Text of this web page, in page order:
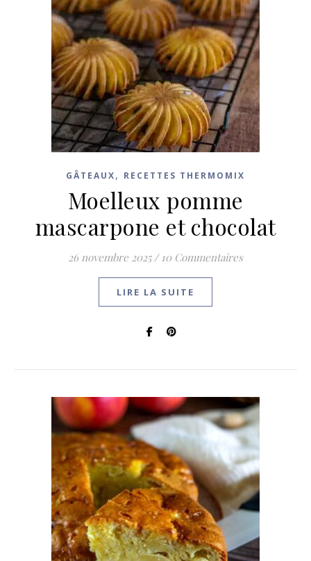
GÂTEAUX, RECETTES THERMOMIX
Moelleux pomme
mascarpone et chocolat
26 novembre 2025 / 10 Commentaires
LIRE LA SUITE